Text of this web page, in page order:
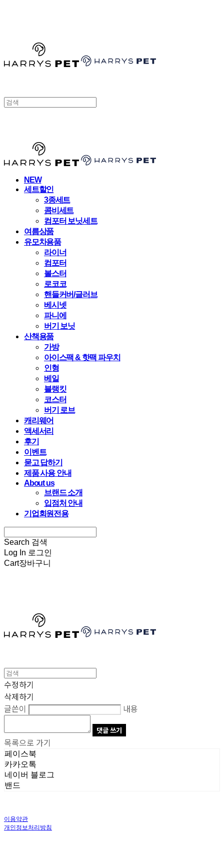
NEW
세트할인
3종세트
콤비세트
컴포터 보닛세트
여름상품
유모차용품
라이너
컴포터
볼스터
로코코
핸들커버/글러브
베시넷
파니에
버기 보닛
산책용품
가방
아이스팩 & 핫팩 파우치
인형
베일
블랭킷
코스터
버기 로브
캐리웨어
액세서리
후기
이벤트
묻고 답하기
제품 사용 안내
About us
브랜드 소개
입점처 안내
기업회원전용
Search 검색
Log In 로그인
Cart장바구니
수정하기
삭제하기
글쓴이
내용
댓글 쓰기
목록으로 가기
페이스북
카카오톡
네이버 블로그
밴드
이용약관
개인정보처리방침